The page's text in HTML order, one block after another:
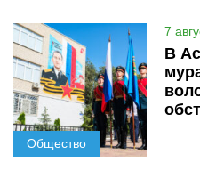
Общество
7
В